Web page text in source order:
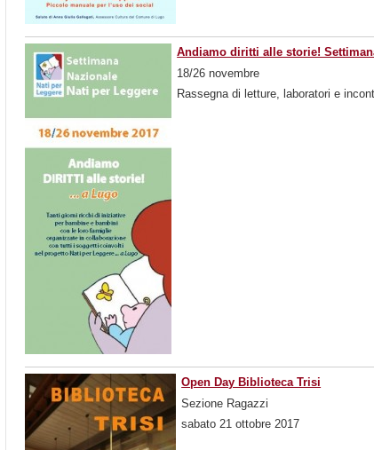
Andiamo diritti alle storie!
18/26 novembre
Rassegna di letture, laboratori e
Open Day Biblioteca Trisi
Sezione Ragazzi
sabato 21 ottobre 2017